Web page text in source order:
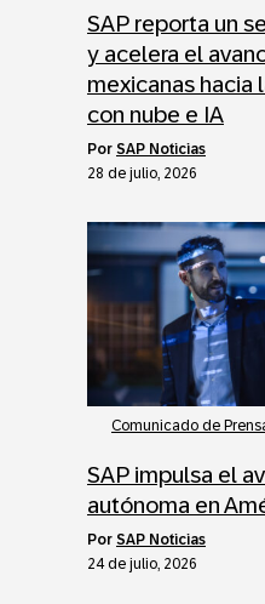
SAP reporta un
y acelera el
mexicanas hacia
con nube e IA
por SAP Noticias
28 de julio, 2026
Comunicado de
SAP impulsa el
autónoma en
por SAP Noticias
24 de julio, 2026